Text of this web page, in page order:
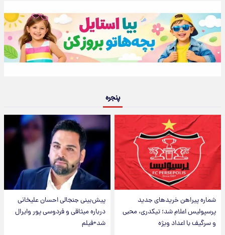
پنجره
شماره پیراهن خریدهای جدید
پرسپولیس اعلام شد؛ تیکدری، محبی
و سرگیف با اعداد ویژه
پیش‌بینی جنجالی احسان علیخانی
درباره میثاقی و فردوسی پور وایرال
شد+فیلم